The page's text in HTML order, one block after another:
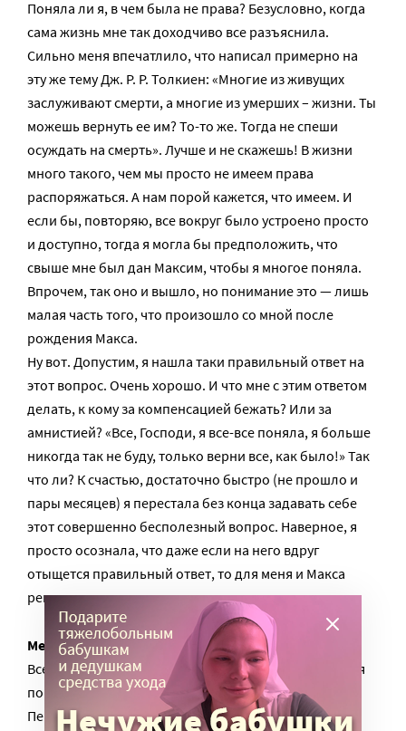
Поняла ли я, в чем была не права? Безусловно, когда
сама жизнь мне так доходчиво все разъяснила.
Сильно меня впечатлило, что написал примерно на
эту же тему Дж. Р. Р. Толкиен: «Многие из живущих
заслуживают смерти, а многие из умерших – жизни. Ты
можешь вернуть ее им? То-то же. Тогда не спеши
осуждать на смерть». Лучше и не скажешь! В жизни
много такого, чем мы просто не имеем права
распоряжаться. А нам порой кажется, что имеем. И
если бы, повторяю, все вокруг было устроено просто
и доступно, тогда я могла бы предположить, что
свыше мне был дан Максим, чтобы я многое поняла.
Впрочем, так оно и вышло, но понимание это — лишь
малая часть того, что произошло со мной после
рождения Макса.
Ну вот. Допустим, я нашла таки правильный ответ на
этот вопрос. Очень хорошо. И что мне с этим ответом
делать, к кому за компенсацией бежать? Или за
амнистией? «Все, Господи, я все-все поняла, я больше
никогда так не буду, только верни все, как было!» Так
что ли? К счастью, достаточно быстро (не прошло и
пары месяцев) я перестала без конца задавать себе
этот совершенно бесполезный вопрос. Наверное, я
просто осознала, что даже если на него вдруг
отыщется правильный ответ, то для меня и Макса
решительно ничего не изменится.
Мечты
Все люди мечтают. Мечтала и я. Всегда, сколько себя
помню.
Первая оформленная мечта из глубокого детства